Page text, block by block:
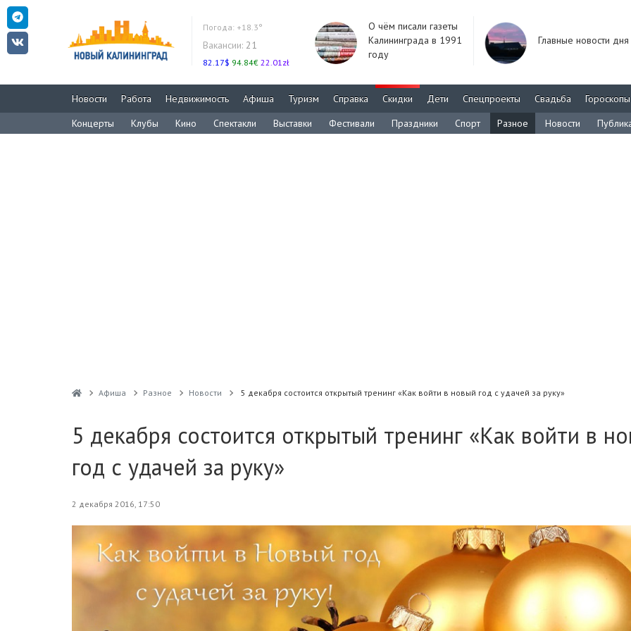
Погода: +18.3°
Вакансии: 21
82.17$ 94.84€ 22.01zł
О чём писали газеты
Калининграда в 1991
году
Главные новости дня
Новости Работа Недвижимость Афиша Туризм Справка Скидки Дети Спецпроекты Свадьба
Гороскопы
Концерты
Клубы Кино Спектакли Выставки Фестивали Праздники Спорт Разное Новости
Афиша Разное Новости 5 декабря состоится открытый тренинг «Как войти в новый год с удачей за руку»
5 декабря состоится открытый тренинг «Как войти в
год с удачей за руку»
2 декабря 2016, 17:50